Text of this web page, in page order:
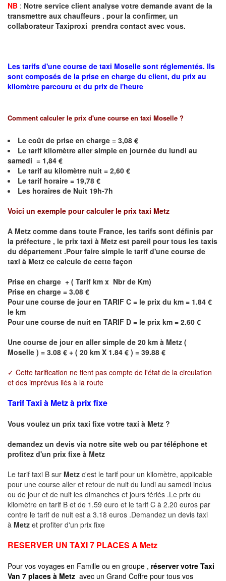
NB : Notre service client analyse votre demande avant de la
transmettre aux chauffeurs . pour la confirmer, un
collaborateur Taxiproxi prendra contact avec vous.
Les tarifs d'une course de taxi Moselle sont réglementés. Ils
sont composés de la prise en charge du client, du prix au
kilomètre parcouru et du prix de l'heure
Comment calculer le prix d'une course en taxi Moselle ?
Le coût de prise en charge = 3,08 €
Le tarif kilomètre aller simple en journée du lundi au
samedi = 1,84 €
Le tarif au kilomètre nuit = 2,60 €
Le tarif horaire = 19,78 €
Les horaires de Nuit 19h-7h
Voici un exemple pour calculer le prix taxi Metz
A Metz comme dans toute France, les tarifs sont définis par
la préfecture , le prix taxi à Metz est pareil pour tous les taxis
du département .Pour faire simple le tarif d'une course de
taxi à Metz ce calcule de cette façon
Prise en charge + ( Tarif km x Nbr de Km)
Prise en charge = 3.08 €
Pour une course de jour en TARIF C = le prix du km = 1.84 €
le km
Pour une course de nuit en TARIF D = le prix km = 2.60 €
Une course de jour en aller simple de 20 km à Metz (
Moselle ) = 3.08 € + ( 20 km X 1.84 € ) = 39.88 €
✓ Cette tarification ne tient pas compte de l'état de la circulation
et des imprévus liés à la route
Tarif Taxi à Metz à prix fixe
Vous voulez un prix taxi fixe votre taxi à Metz ?
demandez un devis via notre site web ou par téléphone et
profitez d'un prix fixe à Metz
Le tarif taxi B sur Metz c'est le tarif pour un kilomètre, applicable
pour une course aller et retour de nuit du lundi au samedi inclus
ou de jour et de nuit les dimanches et jours fériés .Le prix du
kilomètre en tarif B et de 1.59 euro et le tarif C à 2.20 euros par
contre le tarif de nuit est a 3.18 euros .Demandez un devis taxi
à Metz et profiter d'un prix fixe
RESERVER UN TAXI 7 PLACES A Metz
Pour vos voyages en Famille ou en groupe , réserver votre Taxi
Van 7 places à Metz avec un Grand Coffre pour tous vos